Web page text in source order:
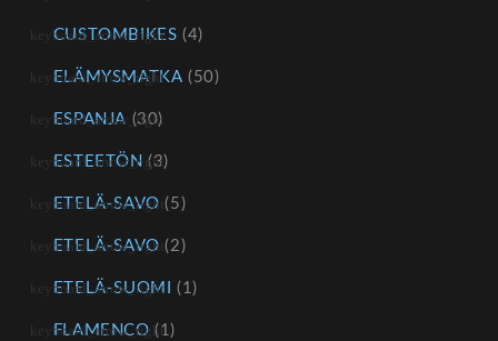
CUSTOMBIKES (4)
ELÄMYSMATKA (50)
ESPANJA (30)
ESTEETÖN (3)
ETELÄ-SAVO (5)
ETELÄ-SAVO (2)
ETELÄ-SUOMI (1)
FLAMENCO (1)